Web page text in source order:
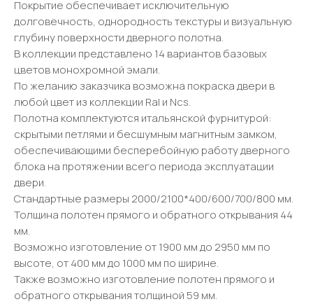
Покрытие обеспечивает исключительную
долговечность, однородность текстуры и визуальную
глубину поверхности дверного полотна.
В коллекции представлено 14 вариантов базовых
цветов монохромной эмали.
По желанию заказчика возможна покраска двери в
любой цвет из коллекции Ral и Ncs.
Полотна комплектуются итальянской фурнитурой:
скрытыми петлями и бесшумным магнитным замком,
обеспечивающими бесперебойную работу дверного
блока на протяжении всего периода эксплуатации
двери.
Стандартные размеры 2000/2100*400/600/700/800 мм.
Толщина полотен прямого и обратного открывания 44
мм.
Возможно изготовление от 1900 мм до 2950 мм по
высоте, от 400 мм до 1000 мм по ширине.
Также возможно изготовление полотен прямого и
обратного открывания толщиной 59 мм.